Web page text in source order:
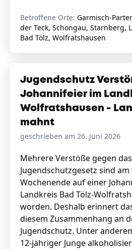
Betroffene Orte: Garmisch-
der Teck, Schongau, Starnberg,
Bad Tölz, Wolfratshausen
Jugendschutz
Johannifeier im
Wolfratshausen -
mahnt
geschrieben am 26. Juni 2026
Mehrere Verstöße gegen das
Jugendschutzgesetz sind
Wochenende auf einer
Landkreis Bad Tölz-
worden. Deshalb erinnert
diesem Zusammenhang an
Jugendschutz. Unter
12‑jähriger Junge